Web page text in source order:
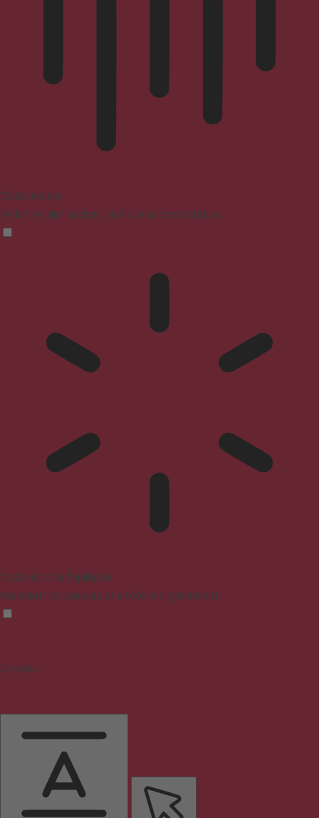
Mode aveugle
Réduit les distractions, améliore la concentration
Mode sûr pour l'épilepsie
Assombrit les couleurs et arrête le clignotement
Contenu